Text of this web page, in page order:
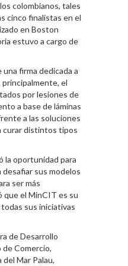
colombianos, tales
cinco finalistas en el
en Boston
estuvo a cargo de
firma dedicada a
el
por lesiones de
a base de láminas
a las soluciones
curar distintos tipos
la oportunidad para
sus modelos
ser más
el MinCIT es su
sus iniciativas
de Desarrollo
Comercio,
Mar Palau,